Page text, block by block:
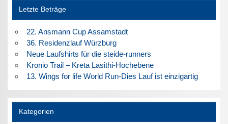
Letzte Beträge
22. Ansmann Cup Assamstadt
36. Residenzlauf Würzburg
Neue Laufshirts für die steide-runners
Kronio Trail – Kreta Lasithi-Hochebene
13. Wings for life World Run-Dies Lauf ist einzigartig
Kategorien